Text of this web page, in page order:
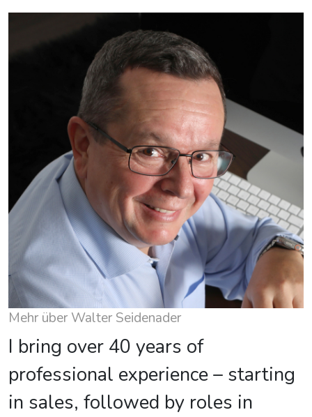
Mehr über Walter Seidenader
I bring over 40 years of
professional experience – starting
in sales, followed by roles in